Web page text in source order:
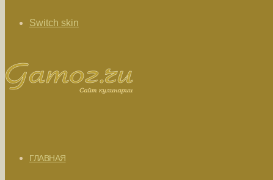
Switch skin
ГЛАВНАЯ